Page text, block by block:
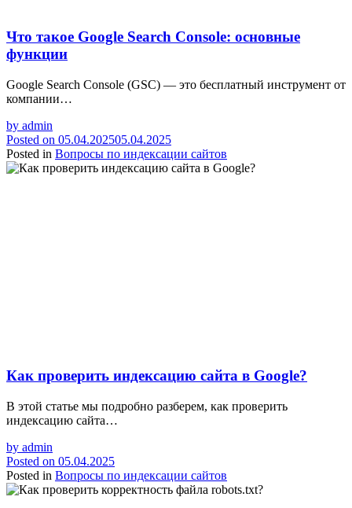
Что такое Google Search Console: основные
функции
Google Search Console (GSC) — это бесплатный инструмент от
компании…
by admin
Posted on 05.04.202505.04.2025
Posted in Вопросы по индексации сайтов
Как проверить индексацию сайта в Google?
В этой статье мы подробно разберем, как проверить
индексацию сайта…
by admin
Posted on 05.04.2025
Posted in Вопросы по индексации сайтов